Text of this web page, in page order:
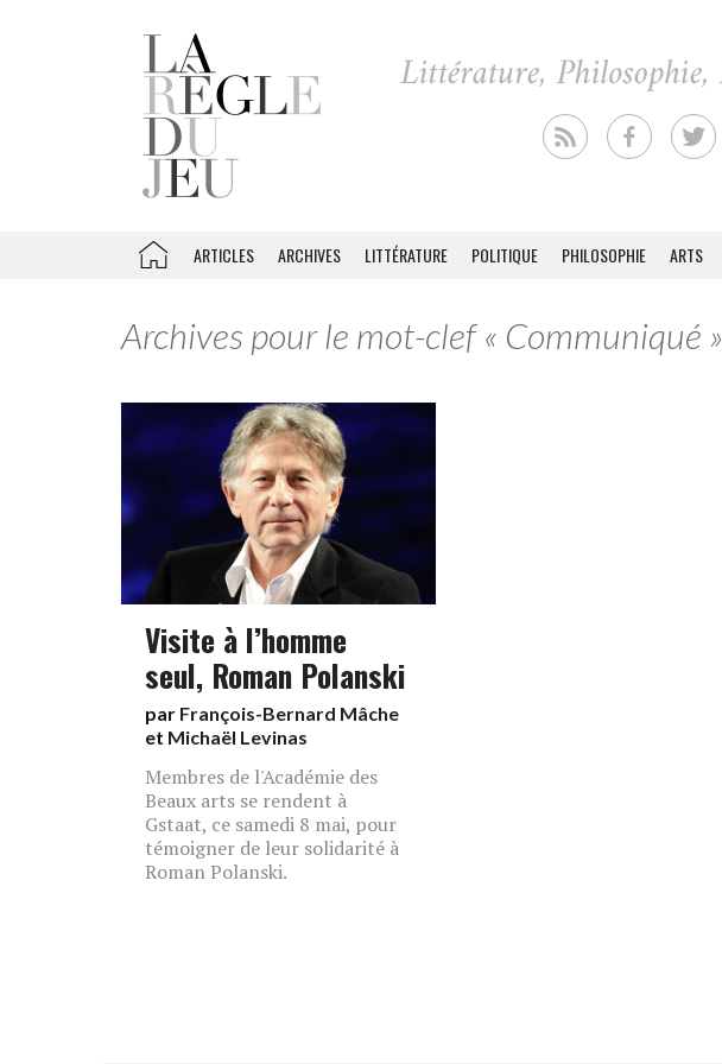
ARTICLES ARCHIVES LITTÉRATURE POLITIQUE PHILOSOPHIE ARTS
Archives pour le mot-clef « Communiqué »
Visite à l’homme
seul, Roman Polanski
par François-Bernard Mâche
et Michaël Levinas
Membres de l'Académie des
Beaux arts se rendent à
Gstaat, ce samedi 8 mai, pour
témoigner de leur solidarité à
Roman Polanski.